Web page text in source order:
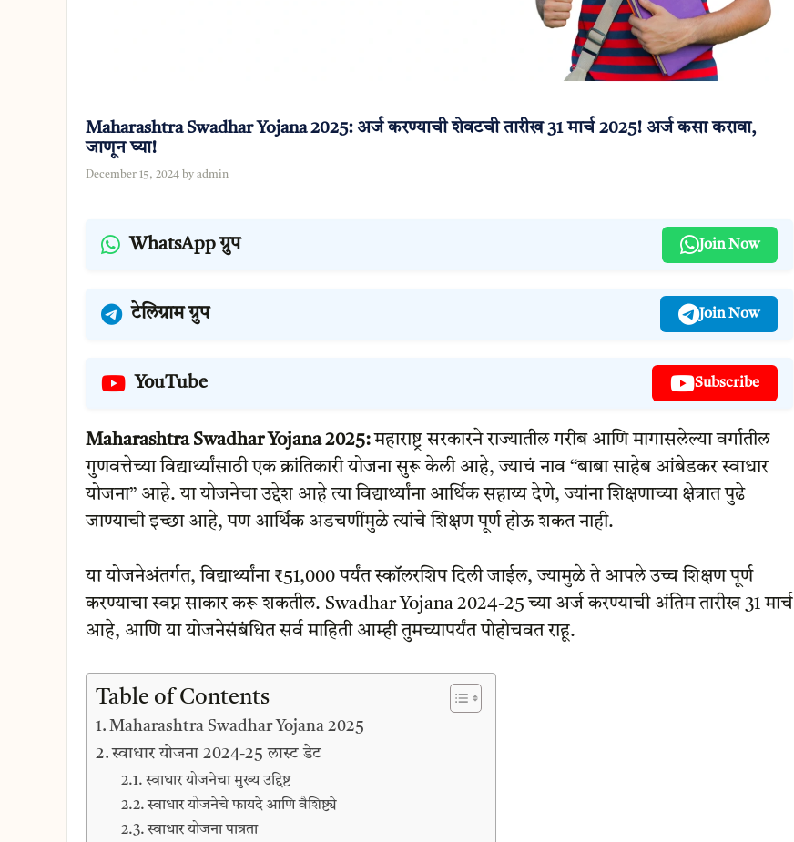
Maharashtra Swadhar Yojana 2025: अर्ज करण्याची शेवटची तारीख 31 मार्च 2025! अर्ज कसा करावा,
जाणून घ्या!
December 15, 2024 by admin
WhatsApp ग्रुप Join Now
टेलिग्राम ग्रुप Join Now
YouTube Subscribe
Maharashtra Swadhar Yojana 2025:महाराष्ट्र सरकारने राज्यातील गरीब आणि मागासलेल्या वर्गातील
गुणवत्तेच्या विद्यार्थ्यांसाठी एक क्रांतिकारी योजना सुरू केली आहे, ज्याचं नाव “बाबा साहेब आंबेडकर स्वाधार
योजना” आहे. या योजनेचा उद्देश आहे त्या विद्यार्थ्यांना आर्थिक सहाय्य देणे, ज्यांना शिक्षणाच्या क्षेत्रात पुढे
जाण्याची इच्छा आहे, पण आर्थिक अडचणींमुळे त्यांचे शिक्षण पूर्ण होऊ शकत नाही.
या योजनेअंतर्गत, विद्यार्थ्यांना ₹51,000 पर्यंत स्कॉलरशिप दिली जाईल, ज्यामुळे ते आपले उच्च शिक्षण पूर्ण
करण्याचा स्वप्न साकार करू शकतील. Swadhar Yojana 2024-25 च्या अर्ज करण्याची अंतिम तारीख 31 मार्च
आहे, आणि या योजनेसंबंधित सर्व माहिती आम्ही तुमच्यापर्यंत पोहोचवत राहू.
Table of Contents
Maharashtra Swadhar Yojana 2025
स्वाधार योजना 2024-25 लास्ट डेट
स्वाधार योजनेचा मुख्य उद्दिष्ट
स्वाधार योजनेचे फायदे आणि वैशिष्ट्ये
स्वाधार योजना पात्रता